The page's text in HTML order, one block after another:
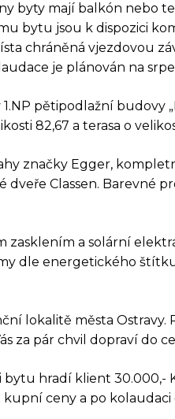
byty mají balkón nebo
bytu jsou k dispozici
chráněná vjezdovou
je plánován na
pětipodlažní budovy
82,67 a terasa o
značky Egger,
dveře Classen. Barevné
zasklením a solární
dle energetického
lokalitě města Ostravy.
za pár chvil dopraví do
hradí klient 30.000,-
ceny a po kolaudaci